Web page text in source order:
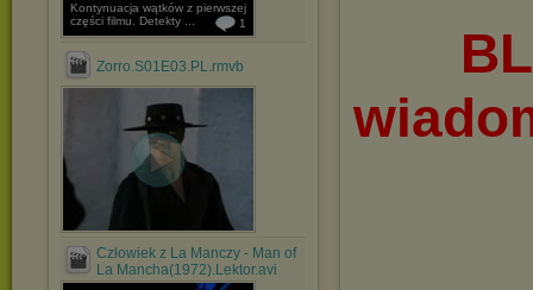
Kontynuacja wątków z pierwszej
części filmu. Detekty ...
1
Zorro.S01E03.PL.rmvb
Człowiek z La Manczy - Man of
La Mancha(1972).Lektor.avi